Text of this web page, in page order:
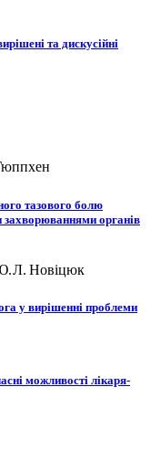
та дискусійні
тазового болю
захворюваннями органів
Л. Новіцюк
у вирішенні проблеми
можливості лікаря-